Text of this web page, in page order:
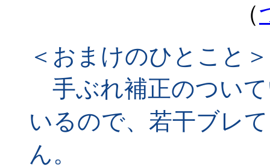
（
＜おまけのひとこと＞
手ぶれ補正のつい
いるので、若干ブレ
ん。